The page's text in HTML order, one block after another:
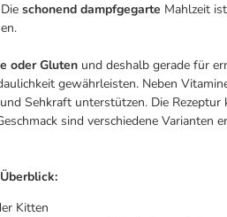
schonend dampfgegarte Mahlzeit
oder Gluten und deshalb gerade für
gewährleisten. Neben
Sehkraft unterstützen. Die Rezeptur
sind verschiedene
Kitten